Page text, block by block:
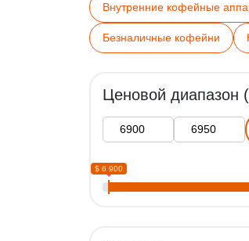
Внутренние кофейные
Безналичные кофейни
Ценовой диапазон
$ 6 900